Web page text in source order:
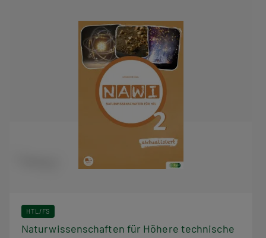
HTL/FS
Naturwissenschaften für Höhere technische